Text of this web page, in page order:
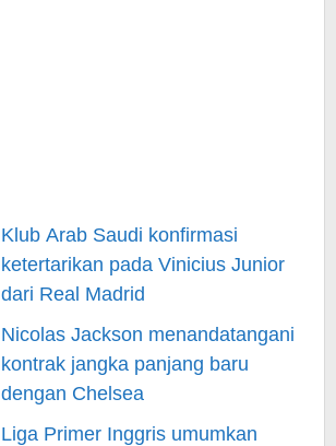
Klub Arab Saudi konfirmasi
ketertarikan pada Vinicius Junior
dari Real Madrid
Nicolas Jackson menandatangani
kontrak jangka panjang baru
dengan Chelsea
Liga Primer Inggris umumkan